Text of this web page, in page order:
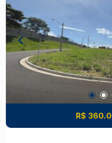
solar independente,
em mármore em todos
móveis planejados
encontram no imóvel. Imóvel com inquilino.
Construa o seu futuro
desenvolvimento do
Piracicaba. Agende
R$